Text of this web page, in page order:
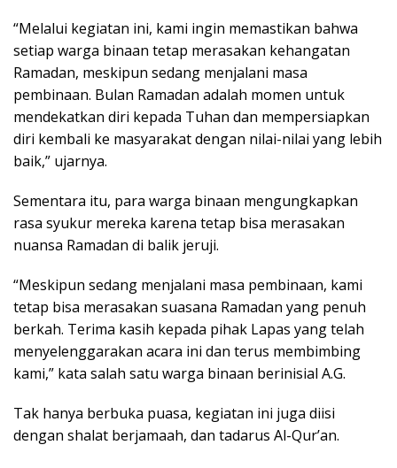
“Melalui kegiatan ini, kami ingin memastikan bahwa
setiap warga binaan tetap merasakan kehangatan
Ramadan, meskipun sedang menjalani masa
pembinaan. Bulan Ramadan adalah momen untuk
mendekatkan diri kepada Tuhan dan mempersiapkan
diri kembali ke masyarakat dengan nilai-nilai yang lebih
baik,” ujarnya.
Sementara itu, para warga binaan mengungkapkan
rasa syukur mereka karena tetap bisa merasakan
nuansa Ramadan di balik jeruji.
“Meskipun sedang menjalani masa pembinaan, kami
tetap bisa merasakan suasana Ramadan yang penuh
berkah. Terima kasih kepada pihak Lapas yang telah
menyelenggarakan acara ini dan terus membimbing
kami,” kata salah satu warga binaan berinisial A.G.
Tak hanya berbuka puasa, kegiatan ini juga diisi
dengan shalat berjamaah, dan tadarus Al-Qur’an.